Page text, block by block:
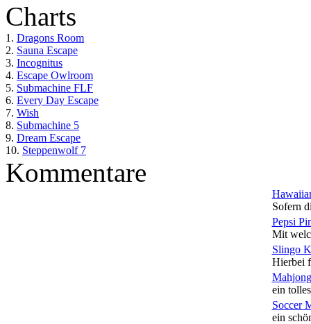
Charts
1. Dragons Room
2. Sauna Escape
3. Incognitus
4. Escape Owlroom
5. Submachine FLF
6. Every Day Escape
7. Wish
8. Submachine 5
9. Dream Escape
10. Steppenwolf 7
Kommentare
Sofern
Pepsi
Mit
Slingo
Hierbei
ein
Soccer
ein